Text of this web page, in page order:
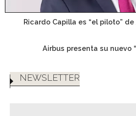
Ricardo Capilla es “el piloto”
Airbus presenta su nuevo
NEWSLETTER